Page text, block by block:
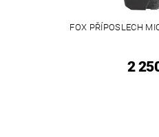
FOX PŘÍPOSLECH
2